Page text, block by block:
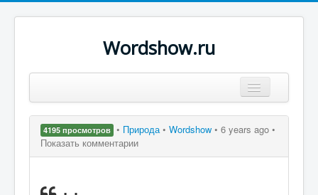
Wordshow.ru
Популярные цитаты
Поиск
4195 просмотров • Природа• Wordshow • 6 years ago •
Показать комментарии